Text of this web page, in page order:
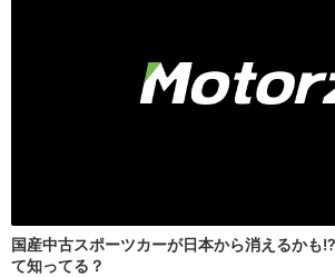
国産中古スポーツカーが日本から消えるかも
て知ってる？